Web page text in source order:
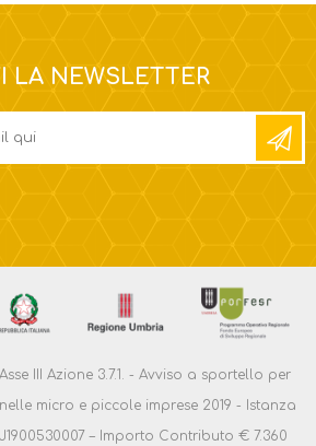
LA NEWSLETTER
Asse III Azione 3.7.1. - Avviso a sportello per
micro e piccole imprese 2019 - Istanza
– Importo Contributo € 7.360